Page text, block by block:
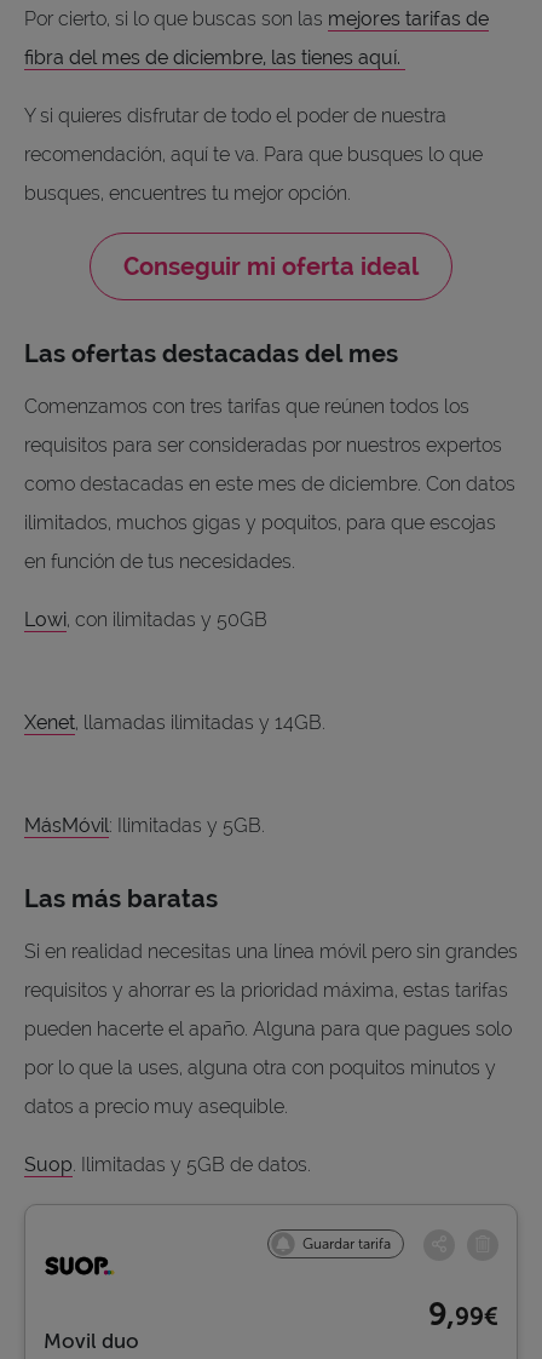
Por cierto, si lo que buscas son las mejores tarifas de
fibra del mes de diciembre, las tienes aquí.
Y si quieres disfrutar de todo el poder de nuestra
recomendación, aquí te va. Para que busques lo que
busques, encuentres tu mejor opción.
Conseguir mi oferta ideal
Las ofertas destacadas del mes
Comenzamos con tres tarifas que reúnen todos los
requisitos para ser consideradas por nuestros expertos
como destacadas en este mes de diciembre. Con datos
ilimitados, muchos gigas y poquitos, para que escojas
en función de tus necesidades.
Lowi, con ilimitadas y 50GB
Xenet, llamadas ilimitadas y 14GB.
MásMóvil: Ilimitadas y 5GB.
Las más baratas
Si en realidad necesitas una línea móvil pero sin grandes
requisitos y ahorrar es la prioridad máxima, estas tarifas
pueden hacerte el apaño. Alguna para que pagues solo
por lo que la uses, alguna otra con poquitos minutos y
datos a precio muy asequible.
Suop. Ilimitadas y 5GB de datos.
Guardar tarifa
Movil duo
9,99€